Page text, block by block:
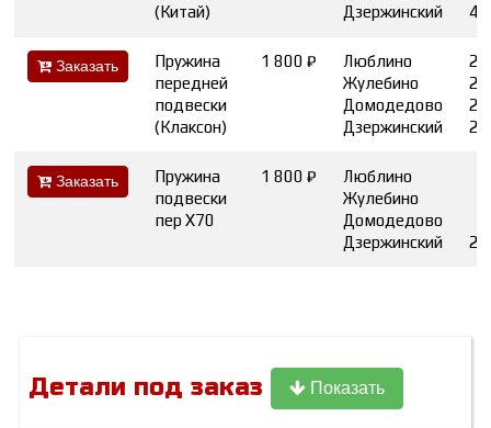
(Китай)
Дзержинский
4
Заказать
Пружина
передней
подвески
(Клаксон)
1 800 ₽
Люблино
Жулебино
Домодедово
Дзержинский
2
2
2
2
Заказать
Пружина
подвески
пер Х70
1 800 ₽
Люблино
Жулебино
Домодедово
Дзержинский
2
Детали под заказ Показать